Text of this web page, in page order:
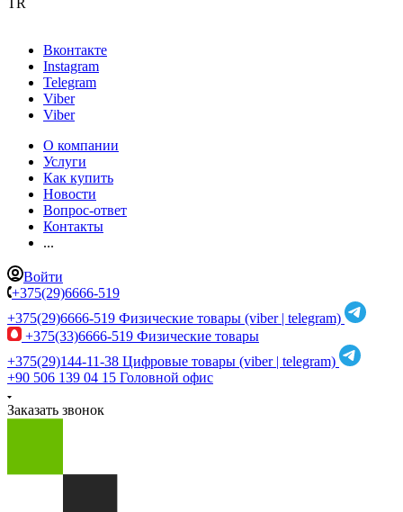
TR
Вконтакте
Instagram
Telegram
Viber
Viber
О компании
Услуги
Как купить
Новости
Вопрос-ответ
Контакты
...
Войти
+375(29)6666-519
+375(29)6666-519 Физические товары (viber | telegram)
+375(33)6666-519 Физические товары
+375(29)144-11-38 Цифровые товары (viber | telegram)
+90 506 139 04 15 Головной офис
Заказать звонок